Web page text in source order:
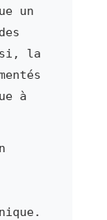
un
la
à